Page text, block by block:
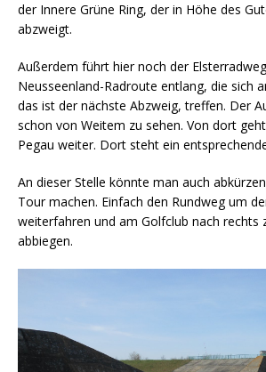
der Innere Grüne Ring, der in Höhe des
abzweigt.
Außerdem führt hier noch der
Neusseenland-Radroute entlang, die sich
das ist der nächste Abzweig, treffen. Der
schon von Weitem zu sehen. Von dort
Pegau weiter. Dort steht ein
An dieser Stelle könnte man auch
Tour machen. Einfach den Rundweg um
weiterfahren und am Golfclub nach rechts
abbiegen.